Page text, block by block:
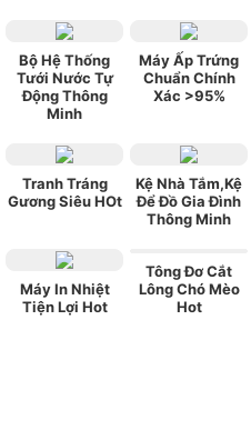
Bộ Hệ Thống
Tưới Nước Tự
Động Thông
Minh
Máy Ấp Trứng
Chuẩn Chính
Xác >95%
Tranh Tráng
Gương Siêu HOt
Kệ Nhà Tắm,Kệ
Để Đồ Gia Đình
Thông Minh
Máy In Nhiệt
Tiện Lợi Hot
Tông Đơ Cắt
Lông Chó Mèo
Hot